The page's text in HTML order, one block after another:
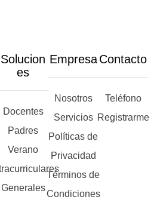
Solucion
es
Docentes
Padres
Verano
Generales
Empresa
Nosotros
Servicios
Políticas de
Privacidad
Términos de
Condiciones
Contacto
Teléfono
Registrarme